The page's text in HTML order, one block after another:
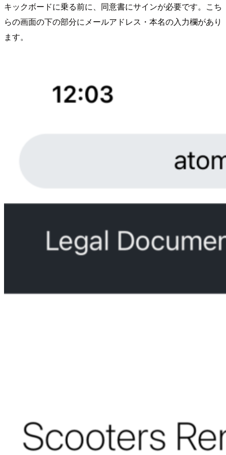
キックボードに乗る前に、同意書にサインが必要です。こち
らの画面の下の部分にメールアドレス・本名の入力欄があり
ます。